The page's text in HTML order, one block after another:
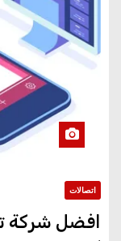
اتصالات
افضل شركة